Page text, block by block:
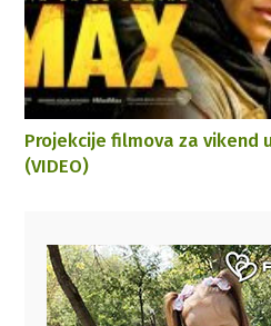
Projekcije filmova za vikend
(VIDEO)